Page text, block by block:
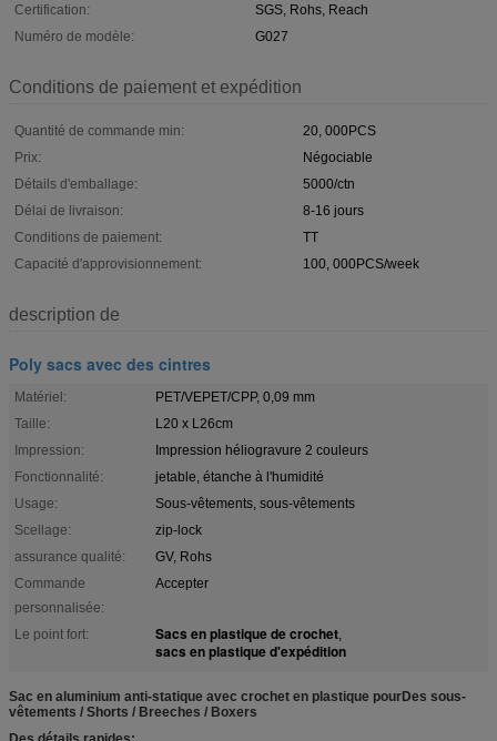
Certification:
SGS, Rohs, Reach
Numéro de modèle:
G027
Conditions de paiement et expédition
Quantité de commande min:
20, 000PCS
Prix:
Négociable
Détails d'emballage:
5000/ctn
Délai de livraison:
8-16 jours
Conditions de paiement:
TT
Capacité d'approvisionnement:
100, 000PCS/week
description de
Poly sacs avec des cintres
Matériel:
PET/VEPET/CPP, 0,09 mm
Taille:
L20 x L26cm
Impression:
Impression héliogravure 2 couleurs
Fonctionnalité:
jetable, étanche à l'humidité
Usage:
Sous-vêtements, sous-vêtements
Scellage:
zip-lock
assurance qualité:
GV, Rohs
Commande
personnalisée:
Accepter
Le point fort: Sacs en plastique de crochet,
sacs en plastique d'expédition
Sac en aluminium anti-statique avec crochet en plastique pourDes sous-
vêtements / Shorts / Breeches / Boxers